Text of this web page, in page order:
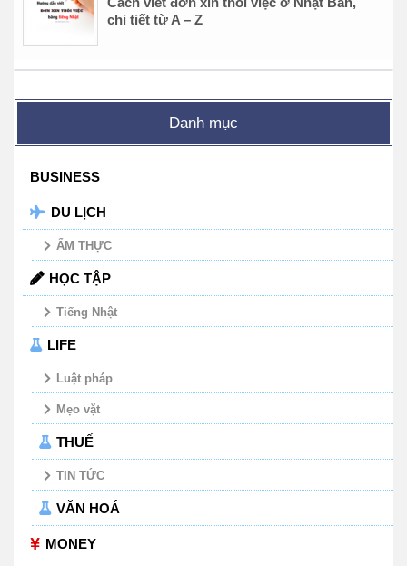
chi tiết từ A – Z
Danh mục
BUSINESS
DU LỊCH
ẨM THỰC
HỌC TẬP
Tiếng Nhật
LIFE
Luật pháp
Mẹo vặt
THUẾ
TIN TỨC
VĂN HOÁ
MONEY